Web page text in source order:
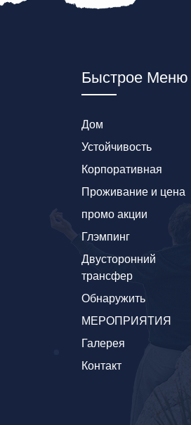
Быстрое Меню
Дом
Устойчивость
Корпоративная
Проживание и цена
промо акции
Глэмпинг
Двусторонний
трансфер
Обнаружить
МЕРОПРИЯТИЯ
Галерея
Контакт